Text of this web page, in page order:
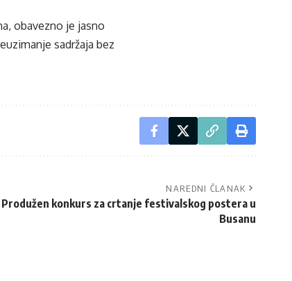
obavezno je jasno
sadržaja bez
NAREDNI ČLANAK
Produžen konkurs za crtanje festivalskog postera u
Busanu